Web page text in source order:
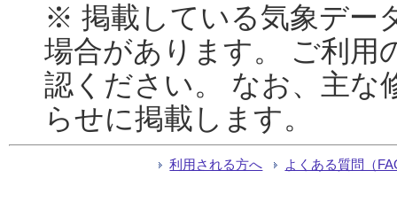
※ 掲載している気象デー
場合があります。 ご利用
認ください。 なお、主な
らせに掲載します。
利用される方へ よくある質問（